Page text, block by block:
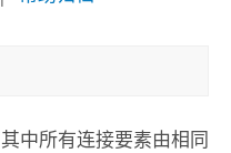
中所有连接要素由相同